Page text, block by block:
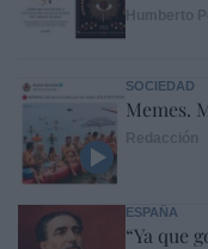
SOCIEDAD
Memes.
ESPAÑA
“Ya que